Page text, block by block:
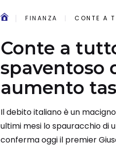
FINANZA CONTE A
Conte a
spaventoso
aumento
Il debito italiano è un
ultimi mesi lo spauracchio di
conferma oggi il premier